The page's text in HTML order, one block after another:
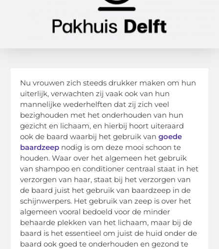
Nu vrouwen zich steeds drukker maken om hun
uiterlijk, verwachten zij vaak ook van hun
mannelijke wederhelften dat zij zich veel
bezighouden met het onderhouden van hun
gezicht en lichaam, en hierbij hoort uiteraard
ook de baard waarbij het gebruik vangoede
baardzeep nodig is om deze mooi schoon te
houden. Waar over het algemeen het gebruik
van shampoo en conditioner centraal staat in het
verzorgen van haar, staat bij het verzorgen van
de baard juist het gebruik van baardzeep in de
schijnwerpers. Het gebruik van zeep is over het
algemeen vooral bedoeld voor de minder
behaarde plekken van het lichaam, maar bij de
baard is het essentieel om juist de huid onder de
baard ook goed te onderhouden en gezond te